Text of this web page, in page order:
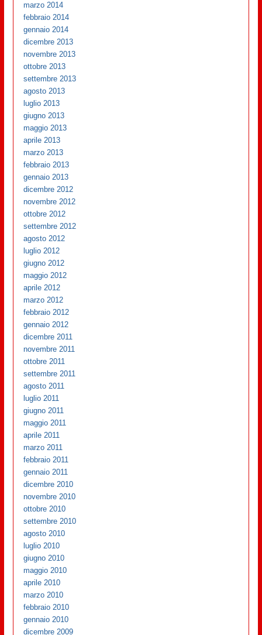
marzo 2014
febbraio 2014
gennaio 2014
dicembre 2013
novembre 2013
ottobre 2013
settembre 2013
agosto 2013
luglio 2013
giugno 2013
maggio 2013
aprile 2013
marzo 2013
febbraio 2013
gennaio 2013
dicembre 2012
novembre 2012
ottobre 2012
settembre 2012
agosto 2012
luglio 2012
giugno 2012
maggio 2012
aprile 2012
marzo 2012
febbraio 2012
gennaio 2012
dicembre 2011
novembre 2011
ottobre 2011
settembre 2011
agosto 2011
luglio 2011
giugno 2011
maggio 2011
aprile 2011
marzo 2011
febbraio 2011
gennaio 2011
dicembre 2010
novembre 2010
ottobre 2010
settembre 2010
agosto 2010
luglio 2010
giugno 2010
maggio 2010
aprile 2010
marzo 2010
febbraio 2010
gennaio 2010
dicembre 2009